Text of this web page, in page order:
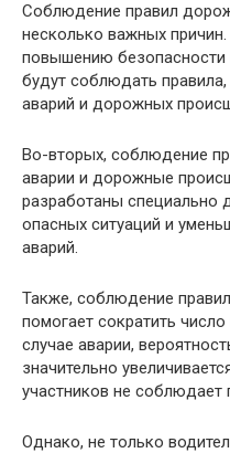
Соблюдение правил
несколько важных
повышению безопасности
будут соблюдать
аварий и дорожных
Во-вторых, соблюдение
аварии и дорожные
разработаны специально
опасных ситуаций и
аварий.
Также, соблюдение
помогает сократить
случае аварии,
значительно
участников не соблюдает
Однако, не только